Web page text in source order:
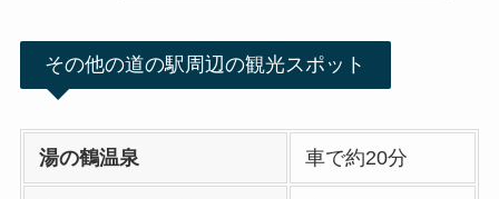
その他の道の駅周辺の観光スポット
湯の鶴温泉 車で約20分